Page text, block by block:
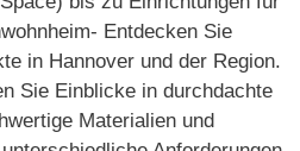
Entdecken Sie
in Hannover und der Region.
Sie Einblicke in durchdachte
Materialien und